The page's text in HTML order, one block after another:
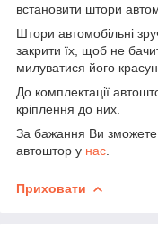
встановити штори
Штори автомобільні
закрити їх, щоб не
милуватися його
До комплектації
кріплення до них.
За бажання Ви зможете
автоштор у нас
Приховати